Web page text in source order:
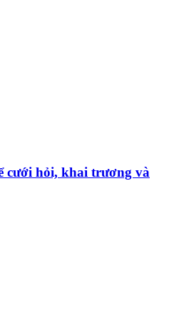
cưới hỏi, khai trương và